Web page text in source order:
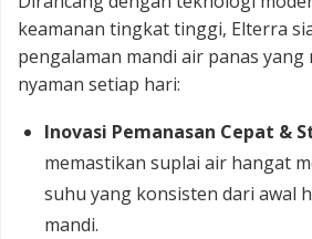
keamanan tingkat tinggi, Elterra
pengalaman mandi air panas yang
nyaman setiap hari:
Inovasi Pemanasan Cepat &
memastikan suplai air hangat
suhu yang konsisten dari awal
mandi.